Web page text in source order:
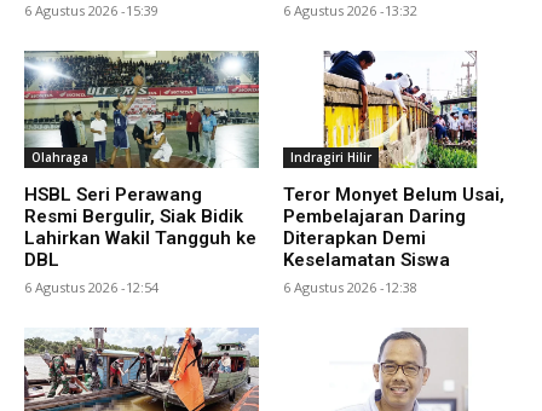
6 Agustus 2026 -15:39 6 Agustus 2026 -13:32
Olahraga
HSBL Seri Perawang
Resmi Bergulir, Siak Bidik
Lahirkan Wakil Tangguh ke
DBL
6 Agustus 2026 -12:54
Indragiri Hilir
Teror Monyet Belum Usai,
Pembelajaran Daring
Diterapkan Demi
Keselamatan Siswa
6 Agustus 2026 -12:38